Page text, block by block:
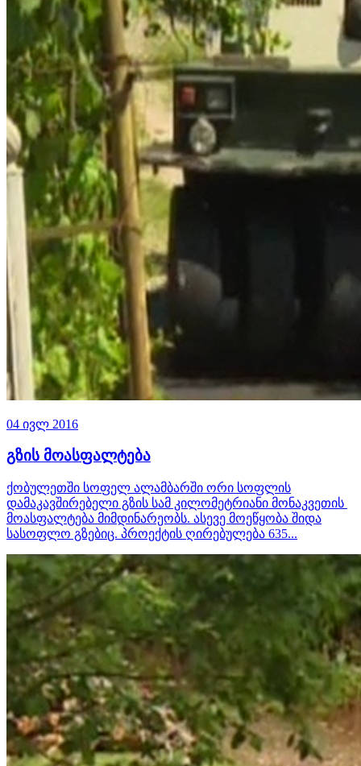
04 ივლ 2016
გზის მოასფალტება
ქობულეთში სოფელ ალამბარში ორი სოფლის
დამაკავშირებელი გზის სამ კილომეტრიანი მონაკვეთის
მოასფალტება მიმდინარეობს. ასევე მოეწყობა შიდა
სასოფლო გზებიც. პროექტის ღირებულება 635...